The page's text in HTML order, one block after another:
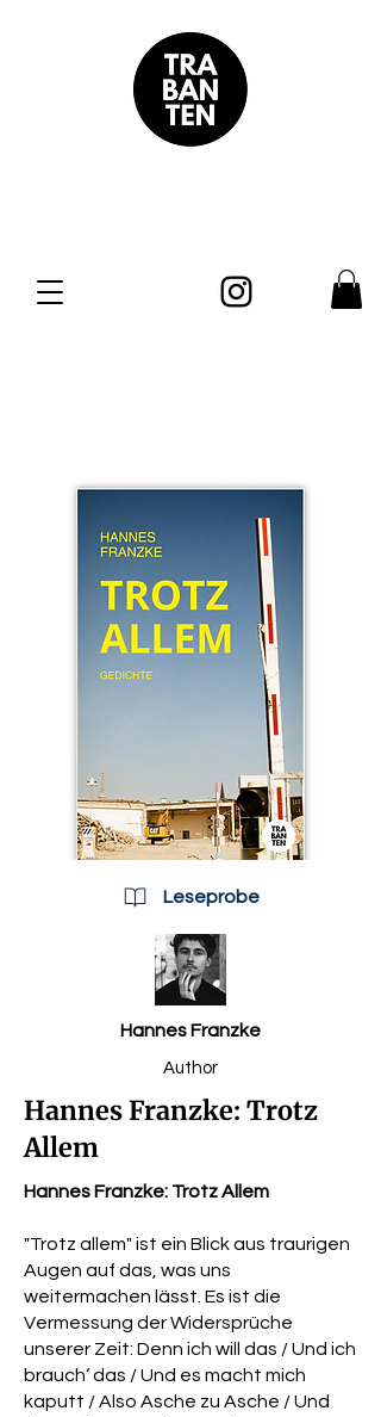
Leseprobe
Hannes Franzke
Author
Hannes Franzke: Trotz
Allem
Hannes Franzke: Trotz Allem
"Trotz allem" ist ein Blick aus traurigen
Augen auf das, was uns
weitermachen lässt. Es ist die
Vermessung der Widersprüche
unserer Zeit: Denn ich will das / Und ich
brauch‘ das / Und es macht mich
kaputt / Also Asche zu Asche / Und